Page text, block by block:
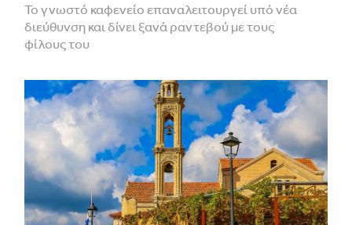
Το γνωστό καφενείο επαναλειτουργεί υπό νέα
διεύθυνση και δίνει ξανά ραντεβού με τους
φίλους του